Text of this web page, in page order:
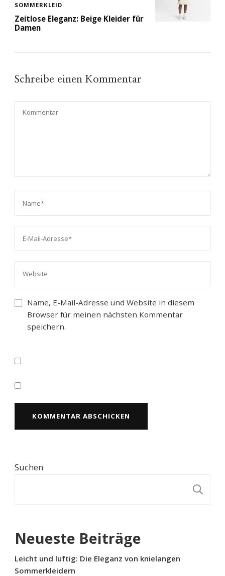
SOMMERKLEID
Zeitlose Eleganz: Beige Kleider für
Damen
Schreibe einen Kommentar
Name, E-Mail-Adresse und Website in diesem
Browser für meinen nächsten Kommentar
speichern.
Suchen
Neueste Beiträge
Leicht und luftig: Die Eleganz von knielangen
Sommerkleidern